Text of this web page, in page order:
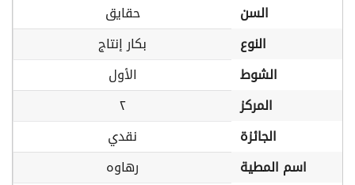
السن
حقايق
النوع
بكار إنتاج
الشوط
الأول
المركز
٢
الجائزة
نقدي
اسم المطية
رهاوه